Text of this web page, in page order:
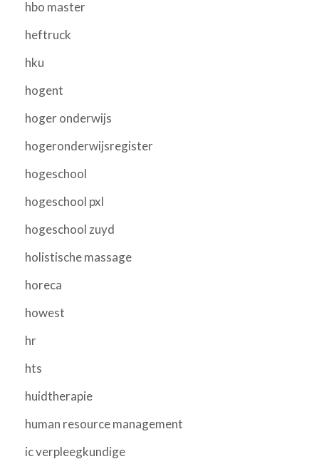
hbo master
heftruck
hku
hogent
hoger onderwijs
hogeronderwijsregister
hogeschool
hogeschool pxl
hogeschool zuyd
holistische massage
horeca
howest
hr
hts
huidtherapie
human resource management
ic verpleegkundige